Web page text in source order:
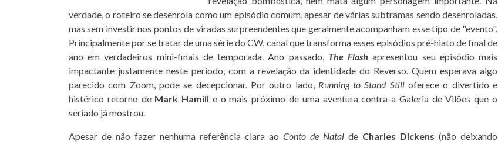
verdade, o roteiro se desenrola como um episódio comum, apesar de várias subtramas sendo desenroladas,
mas sem investir nos pontos de viradas surpreendentes que geralmente acompanham esse tipo de "evento".
Principalmente por se tratar de uma série do CW, canal que transforma esses episódios pré-hiato de final de
ano em verdadeiros mini-finais de temporada. Ano passado, The Flash apresentou seu episódio mais
impactante justamente neste período, com a revelação da identidade do Reverso. Quem esperava algo
parecido com Zoom, pode se decepcionar. Por outro lado, Running to Stand Stilloferece o divertido e
histérico retorno de Mark Hamill e o mais próximo de uma aventura contra a Galeria de Vilões que o
seriado já mostrou.
Apesar de não fazer nenhuma referência clara ao Conto de Natal de Charles Dickens (não deixando